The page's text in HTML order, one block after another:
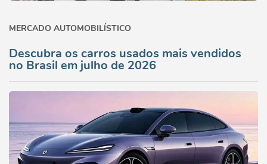
MERCADO AUTOMOBILÍSTICO
Descubra os carros usados mais vendidos
no Brasil em julho de 2026